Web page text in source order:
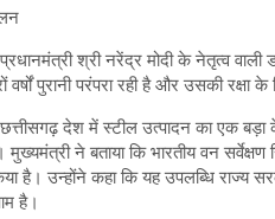
श्री नरेंद्र मोदी के नेतृत्व
पुरानी परंपरा रही है और उसकी रक्षा
देश में स्टील उत्पादन का एक
मुख्यमंत्री ने बताया कि भारतीय वन
है। उन्होंने कहा कि यह उपलब्धि राज्य
है।